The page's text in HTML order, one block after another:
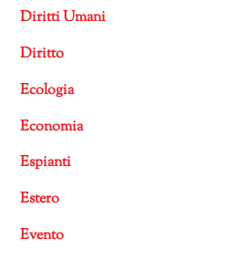
Diritti Umani
Diritto
Ecologia
Economia
Espianti
Estero
Evento